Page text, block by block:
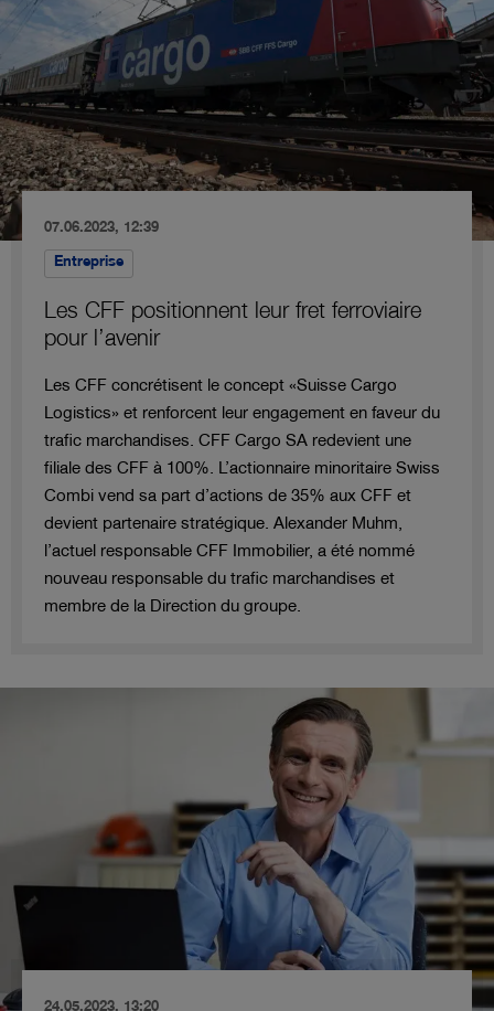
07.06.2023, 12:39
Entreprise
Les CFF positionnent leur fret ferroviaire
pour l’avenir
Les CFF concrétisent le concept «Suisse Cargo
Logistics» et renforcent leur engagement en faveur du
trafic marchandises. CFF Cargo SA redevient une
filiale des CFF à 100%. L’actionnaire minoritaire Swiss
Combi vend sa part d’actions de 35% aux CFF et
devient partenaire stratégique. Alexander Muhm,
l’actuel responsable CFF Immobilier, a été nommé
nouveau responsable du trafic marchandises et
membre de la Direction du groupe.